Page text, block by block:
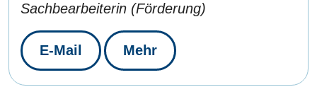
Sachbearbeiterin (Förderung)
E-Mail Mehr